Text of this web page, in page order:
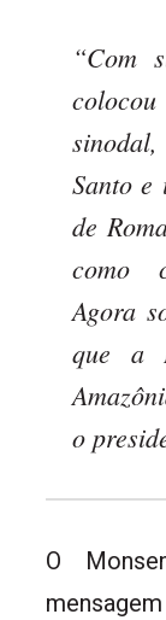
“Com
Santo e
de
como
Agora
que a
o
O